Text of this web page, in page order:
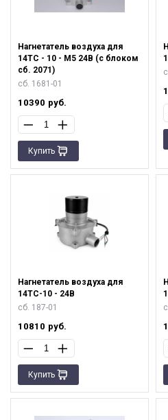
Нагнетатель воздуха для
14ТС - 10 - М5 24В (с блоком
сб. 2071)
сб. 1681-01
10390 руб.
Купить
Нагнетатель воздуха для
14ТС-10 - 24В
сб. 187-01
10810 руб.
Купить